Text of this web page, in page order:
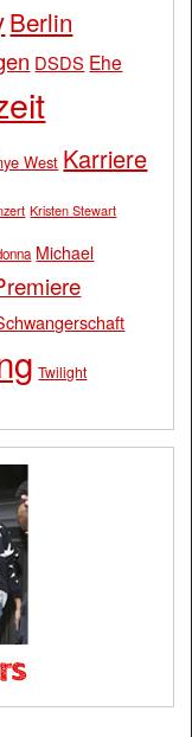
Berlin
DSDS Ehe
West Karriere
Kristen Stewart
Michael
Twilight